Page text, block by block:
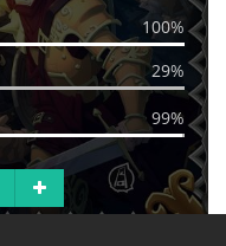
100%
29%
99%